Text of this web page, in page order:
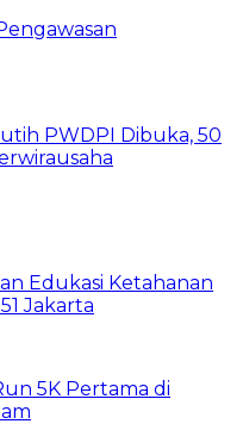
PWDPI Dibuka, 50
Edukasi Ketahanan
Jakarta
5K Pertama di